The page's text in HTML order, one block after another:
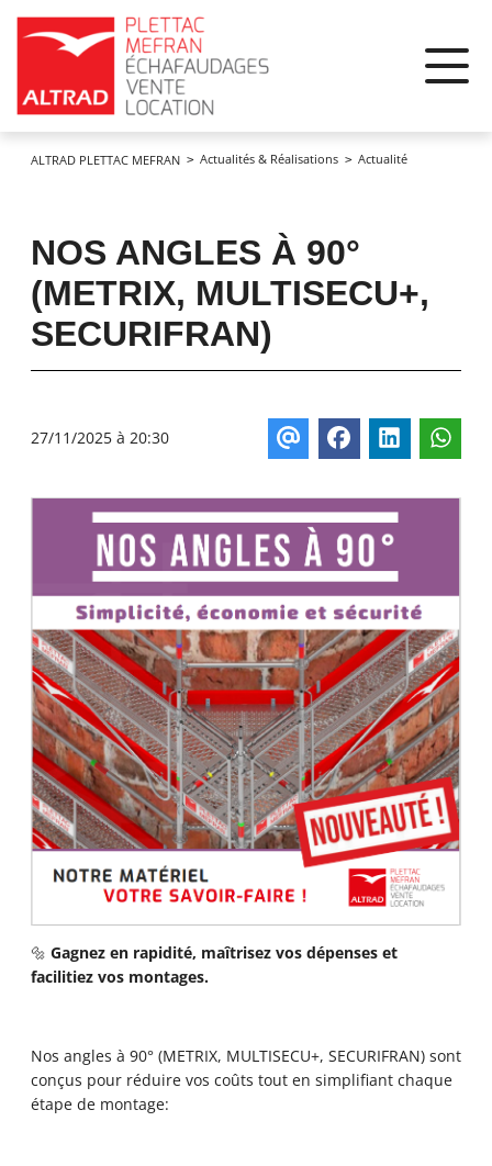
ALTRAD PLETTAC MEFRAN Actualités & Réalisations Actualité
NOS ANGLES À 90°
(METRIX, MULTISECU+,
SECURIFRAN)
27/11/2025 à 20:30
🔩 Gagnez en rapidité, maîtrisez vos dépenses et
facilitiez vos montages.
Nos angles à 90° (METRIX, MULTISECU+, SECURIFRAN) sont
conçus pour réduire vos coûts tout en simplifiant chaque
étape de montage:
Panneau de gestion des cookies